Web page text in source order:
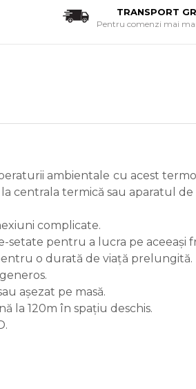
TRANSPORT
Pentru comenzi mai
ambientale cu acest
centrala termică sau aparatul
complicate.
setate pentru a lucra pe aceeași
o durată de viață prelungită.
așezat pe masă.
la 120m în spațiu deschis.